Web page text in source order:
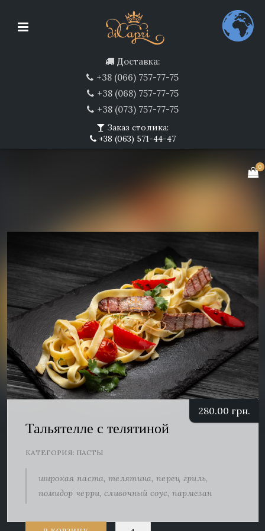
Доставка:
+38 (066) 757-77-75
+38 (068) 757-77-75
+38 (073) 757-77-75
Заказ столика:
+38 (063) 571-44-47
0
Тальятелле с телятиной
280.00 грн.
КАТЕГОРИЯ: ПАСТЫ
широкая паста, телятина, перец гриль,
помидор черри, сливочный соус, пармезан
Количество